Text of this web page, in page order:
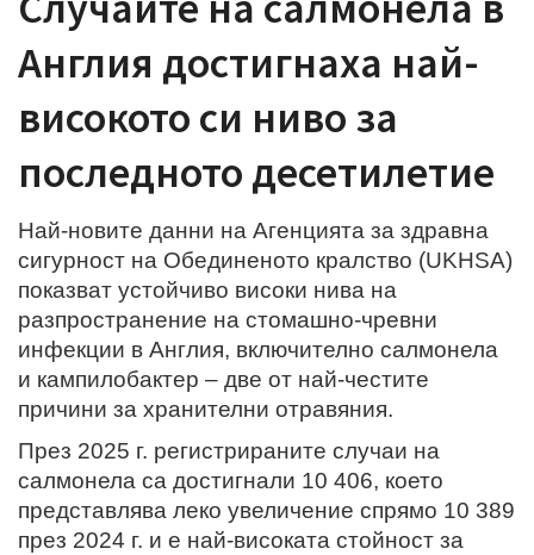
Англия достигнаха най-
високото си ниво за
последното десетилетие
Най-новите данни на Агенцията за здравна
сигурност на Обединеното кралство (UKHSA)
показват устойчиво високи нива на
разпространение на стомашно-чревни
инфекции в Англия, включително салмонела
и кампилобактер – две от най-честите
причини за хранителни отравяния.
През 2025 г. регистрираните случаи на
салмонела са достигнали 10 406, което
представлява леко увеличение спрямо 10 389
през 2024 г. и е най-високата стойност за